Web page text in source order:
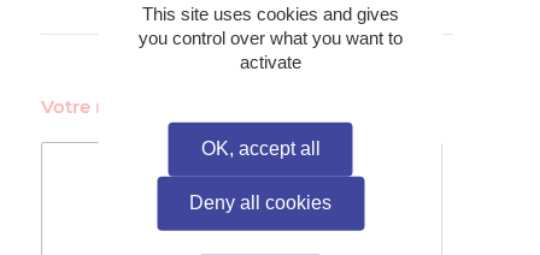
Votre message*
This site uses cookies and gives
you control over what you want to
activate
OK, accept all
Deny all cookies